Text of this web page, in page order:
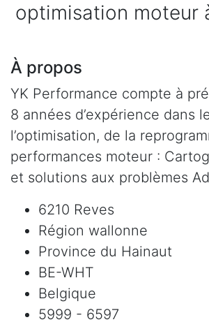
optimisation moteur
À propos
YK Performance compte à
8 années d’expérience dans
l’optimisation, de la
performances moteur :
et solutions aux problèmes
6210 Reves
Région wallonne
Province du Hainaut
BE-WHT
Belgique
5999 - 6597